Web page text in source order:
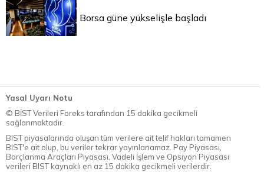
Borsa güne yükselişle başladı
Yasal Uyarı Notu
© BİST Verileri Foreks tarafından 15 dakika gecikmeli
sağlanmaktadır.
BIST piyasalarında oluşan tüm verilere ait telif hakları tamamen
BIST'e ait olup, bu veriler tekrar yayınlanamaz. Pay Piyasası,
Borçlanma Araçları Piyasası, Vadeli İşlem ve Opsiyon Piyasası
verileri BIST kaynaklı en az 15 dakika gecikmeli verilerdir.